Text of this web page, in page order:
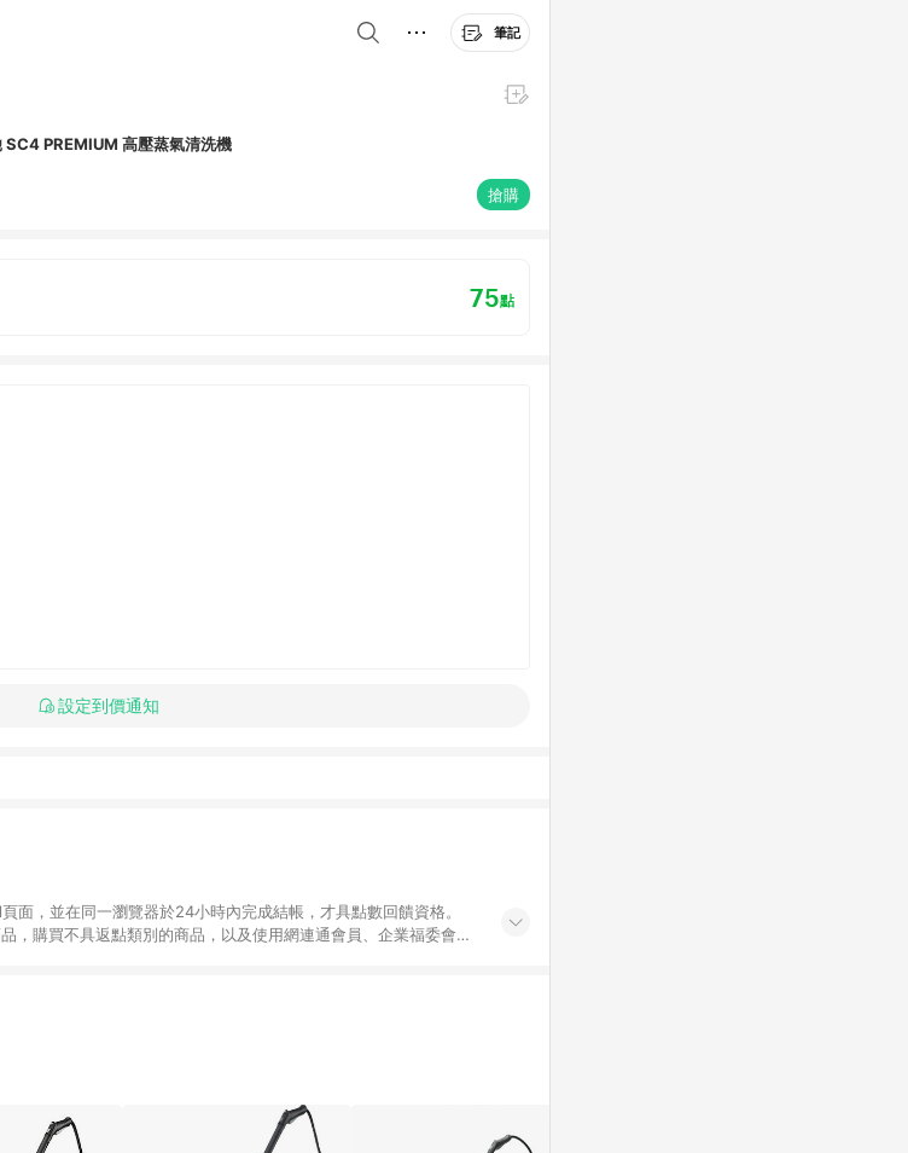
筆記
馳 SC4 PREMIUM 高壓蒸氣清洗機
搶購
75點
設定到價通知
面，並在同一瀏覽器於24小時內完成結帳，才具點數回饋資格。
，購買不具返點類別的商品，以及使用網連通會員、企業福委會員
或購物中登出東森購物ETMall，將無法獲得點數回饋。 5. 點數回
點數」機制(特殊活動時開放「回饋無上限」)，以同一訂單中同一
價位、贈品與東森購物ETMall銷售網頁不符，以銷售網頁標示為
內至LINE購物客服洽詢；若超過180天(含)以上進行申訴，恕無法